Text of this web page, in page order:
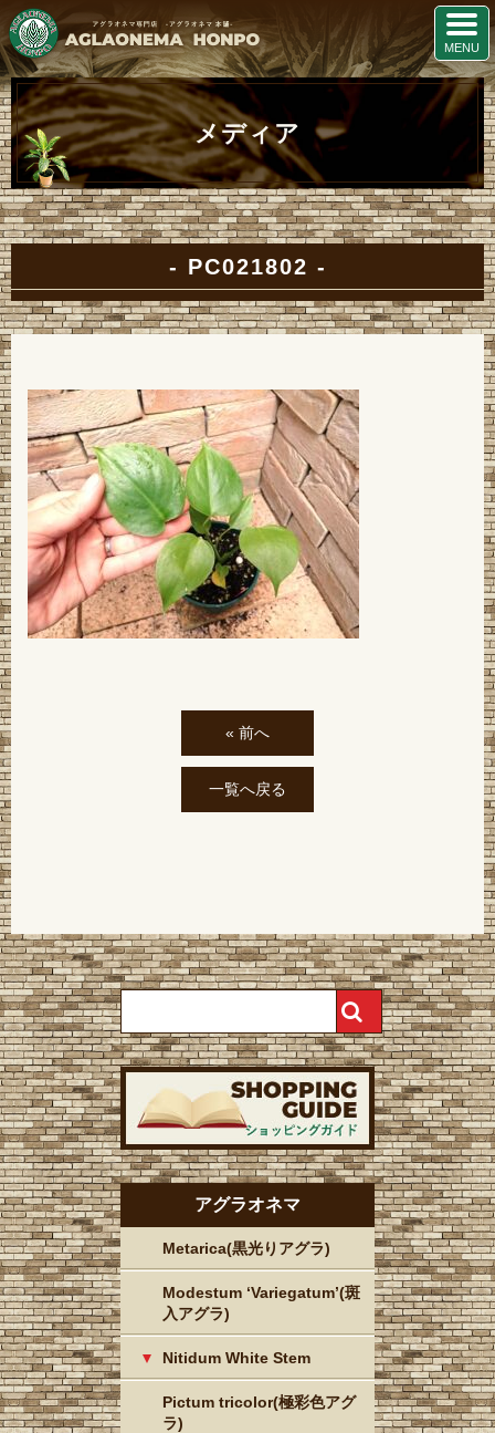
メディア
PC021802
« 前へ
一覧へ戻る
アグラオネマ
Metarica(黒光りアグラ)
Modestum ‘Variegatum’(斑
入アグラ)
Nitidum White Stem
Pictum tricolor(極彩色アグ
ラ)